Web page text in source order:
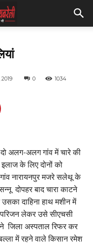
0 1034
दो अलग-अलग गांव में चारे की
के लिए दोनों को
नारायनपुर मजरे सलेथू के
दोपहर बाद चारा काटने
दाहिना हाथ मशीन में
लेकर उसे सीएचसी
जिला अस्पताल रिफर कर
में रहने वाले किसान रमेश